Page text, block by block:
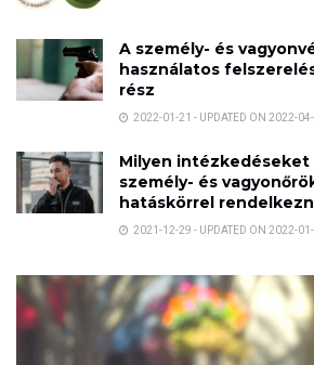
A személy- és
használatos
rész
2022-01-21 - UPDATED ON 2022-
Milyen intézkedéseket
személy- és
hatáskörrel
2021-12-29 - UPDATED ON 2022-